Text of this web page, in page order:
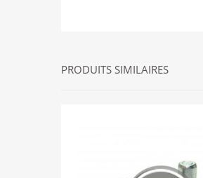
PRODUITS SIMILAIRES